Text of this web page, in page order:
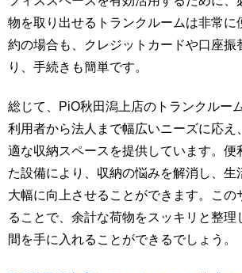
物を取り出せるトランクルームは非常に
約の場合も、クレジットカードや口座振
り、手続きも簡単です。
総じて、PiO秋田潟上店のトランクルー
利用者から法人まで幅広いニーズに応え
適な収納スペースを提供しています。便
た設備により、収納の悩みを解消し、生
大幅に向上させることができます。この
ることで、余計な荷物をスッキリと整理
間を手に入れることができるでしょう。